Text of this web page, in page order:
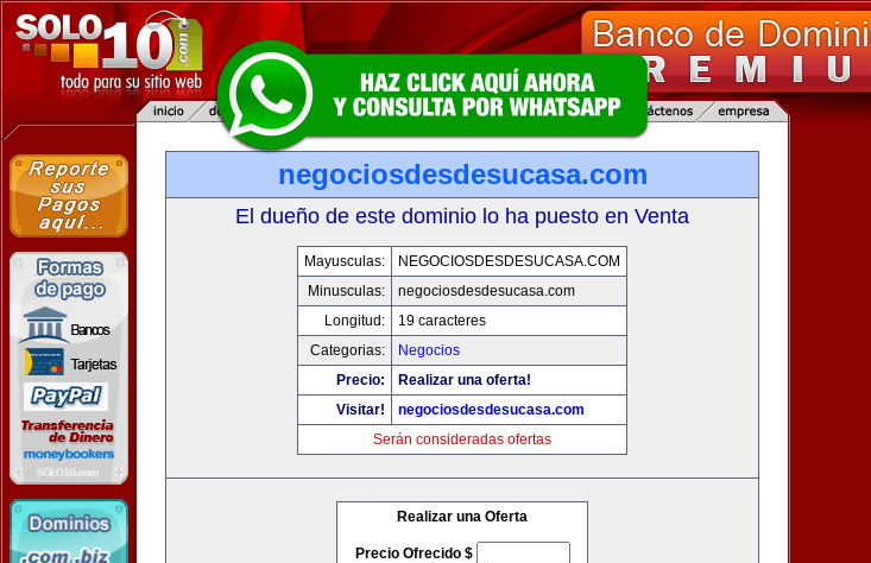
negociosdesdesucasa.com
El dueño de este dominio lo ha puesto en Venta
Mayusculas:
NEGOCIOSDESDESUCASA.COM
Minusculas:
negociosdesdesucasa.com
Longitud:
19 caracteres
Categorias:
Negocios
Precio:
Realizar una oferta!
Visitar!
negociosdesdesucasa.com
Serán consideradas ofertas
Realizar una Oferta
Precio Ofrecido $